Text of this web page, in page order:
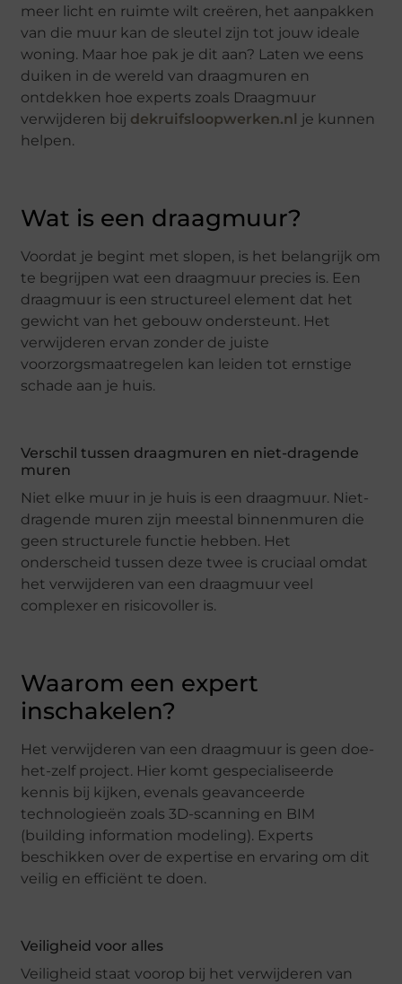
meer licht en ruimte wilt creëren, het aanpakken
van die muur kan de sleutel zijn tot jouw ideale
woning. Maar hoe pak je dit aan? Laten we eens
duiken in de wereld van draagmuren en
ontdekken hoe experts zoals Draagmuur
verwijderen bij dekruifsloopwerken.nl
je kunnen
helpen.
Wat is een draagmuur?
Voordat je begint met slopen, is het belangrijk om
te begrijpen wat een draagmuur precies is. Een
draagmuur is een structureel element dat het
gewicht van het gebouw ondersteunt. Het
verwijderen ervan zonder de juiste
voorzorgsmaatregelen kan leiden tot ernstige
schade aan je huis.
Verschil tussen draagmuren en niet-dragende
muren
Niet elke muur in je huis is een draagmuur. Niet-
dragende muren zijn meestal binnenmuren die
geen structurele functie hebben. Het
onderscheid tussen deze twee is cruciaal omdat
het verwijderen van een draagmuur veel
complexer en risicovoller is.
Waarom een expert
inschakelen?
Het verwijderen van een draagmuur is geen doe-
het-zelf project. Hier komt gespecialiseerde
kennis bij kijken, evenals geavanceerde
technologieën zoals 3D-scanning en BIM
(building information modeling). Experts
beschikken over de expertise en ervaring om dit
veilig en efficiënt te doen.
Veiligheid voor alles
Veiligheid staat voorop bij het verwijderen van